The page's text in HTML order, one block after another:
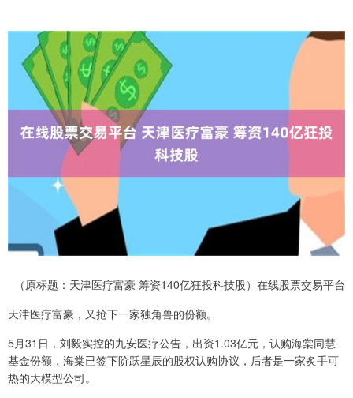
（原标题：天津医疗富豪 筹资140亿狂投科技股）在线股票交易平台
天津医疗富豪，又抢下一家独角兽的份额。
5月31日，刘毅实控的九安医疗公告，出资1.03亿元，认购海棠同慧
基金份额，海棠已签下阶跃星辰的股权认购协议，后者是一家炙手可
热的大模型公司。